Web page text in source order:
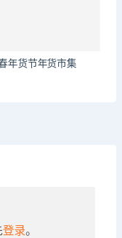
年货节年货市集
登录。